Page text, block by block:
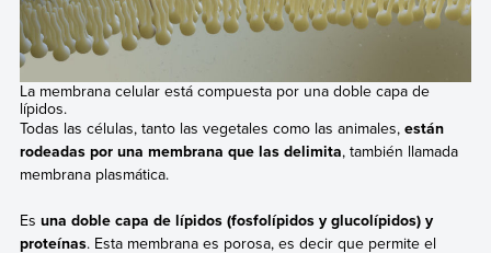
La membrana celular está compuesta por una doble capa de
lípidos.
Todas las células, tanto las vegetales como las animales, están
rodeadas por una membrana que las delimita, también llamada
membrana plasmática.
Es una doble capa de lípidos (fosfolípidos y glucolípidos) y
proteínas. Esta membrana es porosa, es decir que permite el